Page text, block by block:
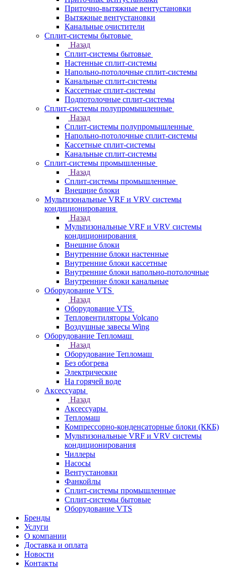
Приточно-вытяжные вентустановки
Вытяжные вентустановки
Канальные очистители
Сплит-системы бытовые
Назад
Сплит-системы бытовые
Настенные сплит-системы
Напольно-потолочные сплит-системы
Канальные сплит-системы
Кассетные сплит-системы
Подпотолочные сплит-системы
Сплит-системы полупромышленные
Назад
Сплит-системы полупромышленные
Напольно-потолочные сплит-системы
Кассетные сплит-системы
Канальные сплит-системы
Сплит-системы промышленные
Назад
Сплит-системы промышленные
Внешние блоки
Мультизональные VRF и VRV системы
кондиционирования
Назад
Мультизональные VRF и VRV системы
кондиционирования
Внешние блоки
Внутренние блоки настенные
Внутренние блоки кассетные
Внутренние блоки напольно-потолочные
Внутренние блоки канальные
Оборудование VTS
Назад
Оборудование VTS
Тепловентиляторы Volcano
Воздушные завесы Wing
Оборудование Тепломаш
Назад
Оборудование Тепломаш
Без обогрева
Электрические
На горячей воде
Аксессуары
Назад
Аксессуары
Тепломаш
Компрессорно-конденсаторные блоки (ККБ)
Мультизональные VRF и VRV системы
кондиционирования
Чиллеры
Насосы
Вентустановки
Фанкойлы
Сплит-системы промышленные
Сплит-системы бытовые
Оборудование VTS
Бренды
Услуги
О компании
Доставка и оплата
Новости
Контакты